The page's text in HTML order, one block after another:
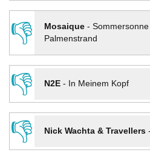
👎
Mosaique-
Palmenstrand
👎
N2E- In Meinem Kopf
👎
Nick Wachta & Travellers-